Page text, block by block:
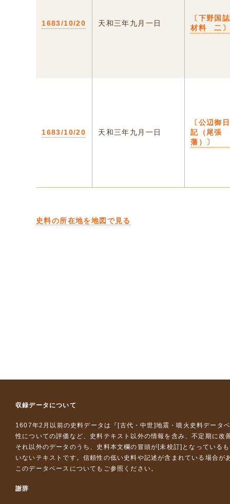
1683/10/20 天和三年九月一日
〔下野国誌
材料 二〕
1683/10/20 天和三年九月一日
〔公辺御日
記（尾張
藩）〕
史料の所在地を地図で見る
収録データについて
1607年2月以前の史料データは『 [古代・中世]地震・噴火史料データ
性についての評価など、史料テキスト以外の情報を含み、不定期に改
それ以外のデータのうち、史料本文欄の冒頭が[未校訂]となっている
いないテキストです。信頼性の低い史料や記述が含まれている場合が
このデータベースについて もご参照ください。
謝辞